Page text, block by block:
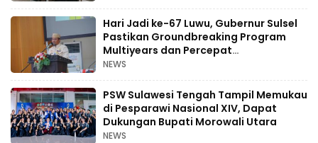
Hari Jadi ke-67 Luwu, Gubernur Sulsel
Pastikan Groundbreaking Program
Multiyears dan Percepat
Pembangunan RS Regional
NEWS
PSW Sulawesi Tengah Tampil Memukau
di Pesparawi Nasional XIV, Dapat
Dukungan Bupati Morowali Utara
NEWS